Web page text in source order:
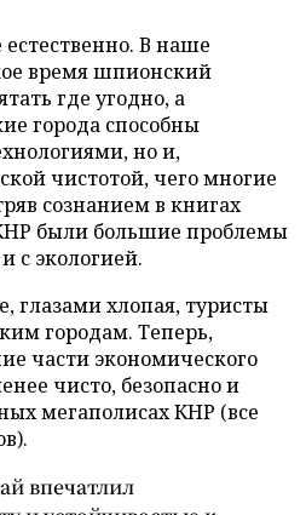
В наше
время шпионский
где угодно, а
города способны
но и,
чистотой, чего многие
сознанием в книгах
были большие проблемы
с экологией.
глазами хлопая, туристы
городам. Теперь,
части экономического
чисто, безопасно и
мегаполисах КНР (все
впечатлил